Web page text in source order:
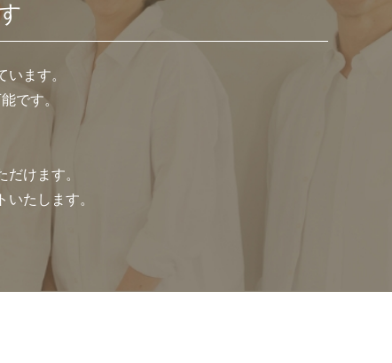
ます。
です。
けます。
たします。